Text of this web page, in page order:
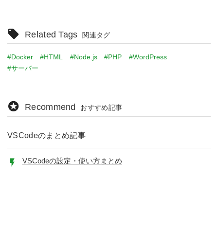
Related Tags 関連タグ
#Docker #HTML #Node.js #PHP
#WordPress
#サーバー
Recommend おすすめ記事
VSCodeのまとめ記事
VSCodeの設定・使い方まとめ